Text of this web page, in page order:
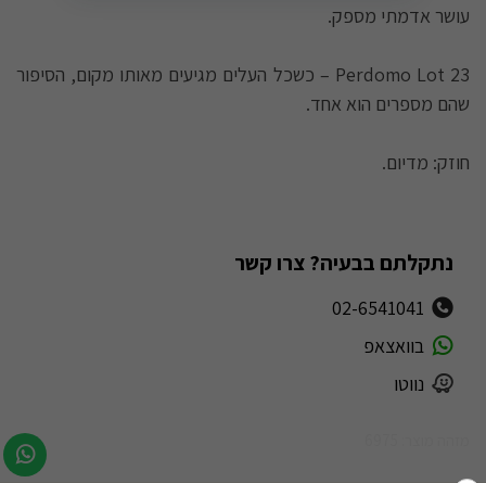
עושר אדמתי מספק.
Perdomo Lot 23 – כשכל העלים מגיעים מאותו מקום, הסיפור
שהם מספרים הוא אחד.
חוזק: מדיום.
נתקלתם בבעיה? צרו קשר
02-6541041
בוואצאפ
נווטו